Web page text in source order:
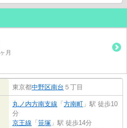
月
東京都中野区南台 ５丁目
丸ノ内方南支線 「 方南町 」駅 徒歩10
分
京王線 「 笹塚 」駅 徒歩14分